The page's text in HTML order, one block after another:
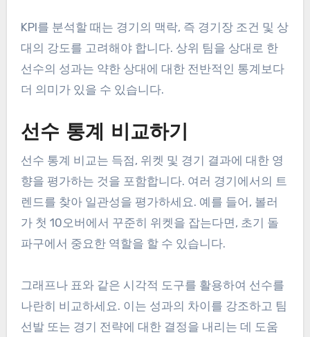
KPI를 분석할 때는 경기의 맥락, 즉 경기장 조건 및 상
대의 강도를 고려해야 합니다. 상위 팀을 상대로 한
선수의 성과는 약한 상대에 대한 전반적인 통계보다
더 의미가 있을 수 있습니다.
선수 통계 비교하기
선수 통계 비교는 득점, 위켓 및 경기 결과에 대한 영
향을 평가하는 것을 포함합니다. 여러 경기에서의 트
렌드를 찾아 일관성을 평가하세요. 예를 들어, 볼러
가 첫 10오버에서 꾸준히 위켓을 잡는다면, 초기 돌
파구에서 중요한 역할을 할 수 있습니다.
그래프나 표와 같은 시각적 도구를 활용하여 선수를
나란히 비교하세요. 이는 성과의 차이를 강조하고 팀
선발 또는 경기 전략에 대한 결정을 내리는 데 도움